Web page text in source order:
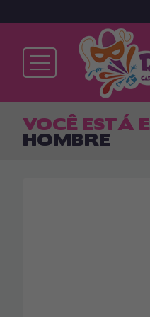
Já sou
VOCÊ ESTÁ
HOMBRE